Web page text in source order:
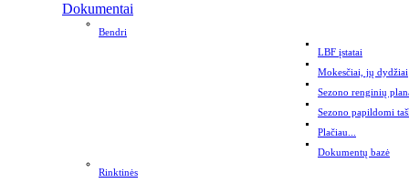
Dokumentai
Bendri
LBF įstatai
Mokesčiai, jų dydžiai
Sezono renginių
Sezono papildomi
Plačiau...
Dokumentų bazė
Rinktinės